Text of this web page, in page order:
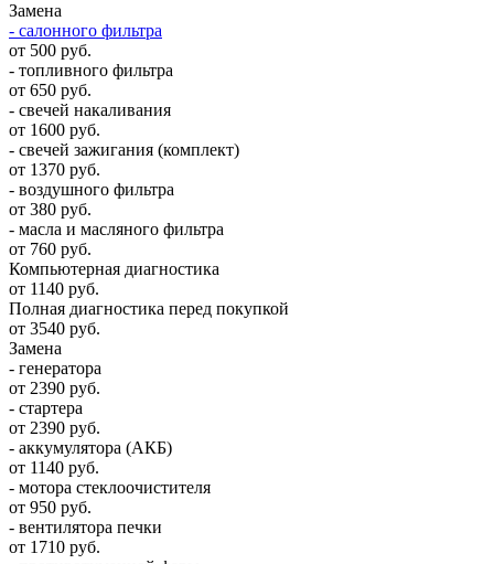
Замена
- салонного фильтра
от 500 руб.
- топливного фильтра
от 650 руб.
- свечей накаливания
от 1600 руб.
- свечей зажигания (комплект)
от 1370 руб.
- воздушного фильтра
от 380 руб.
- масла и масляного фильтра
от 760 руб.
Компьютерная диагностика
от 1140 руб.
Полная диагностика перед покупкой
от 3540 руб.
Замена
- генератора
от 2390 руб.
- стартера
от 2390 руб.
- аккумулятора (АКБ)
от 1140 руб.
- мотора стеклоочистителя
от 950 руб.
- вентилятора печки
от 1710 руб.